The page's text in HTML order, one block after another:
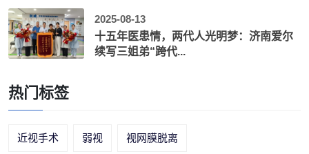
2025-08-13
十五年医患情，两代人光明梦：济南爱尔
续写三姐弟“跨代...
热门标签
近视手术 弱视 视网膜脱离